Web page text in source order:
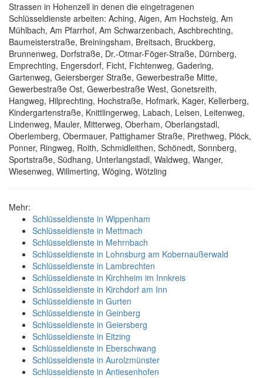
Strassen in Hohenzell in denen die eingetragenen
Schlüsseldienste arbeiten: Aching, Aigen, Am Hochsteig, Am
Mühlbach, Am Pfarrhof, Am Schwarzenbach, Aschbrechting,
Baumeisterstraße, Breiningsham, Breitsach, Bruckberg,
Brunnenweg, Dorfstraße, Dr.-Otmar-Föger-Straße, Dürnberg,
Emprechting, Engersdorf, Ficht, Fichtenweg, Gadering,
Gartenweg, Geiersberger Straße, Gewerbestraße Mitte,
Gewerbestraße Ost, Gewerbestraße West, Gonetsreith,
Hangweg, Hilprechting, Hochstraße, Hofmark, Kager, Kellerberg,
Kindergartenstraße, Knittlingerweg, Labach, Leisen, Leitenweg,
Lindenweg, Mauler, Mitterweg, Oberham, Oberlangstadl,
Oberlemberg, Obermauer, Pattighamer Straße, Pirethweg, Plöck,
Ponner, Ringweg, Roith, Schmidleithen, Schönedt, Sonnberg,
Sportstraße, Südhang, Unterlangstadl, Waldweg, Wanger,
Wiesenweg, Willmerting, Wöging, Wötzling
Mehr:
Schlüsseldienste in Wippenham
Schlüsseldienste in Mettmach
Schlüsseldienste in Mehrnbach
Schlüsseldienste in Lohnsburg am Kobernaußerwald
Schlüsseldienste in Lambrechten
Schlüsseldienste in Kirchheim im Innkreis
Schlüsseldienste in Kirchdorf am Inn
Schlüsseldienste in Gurten
Schlüsseldienste in Geinberg
Schlüsseldienste in Geiersberg
Schlüsseldienste in Eitzing
Schlüsseldienste in Eberschwang
Schlüsseldienste in Aurolzmünster
Schlüsseldienste in Antiesenhofen